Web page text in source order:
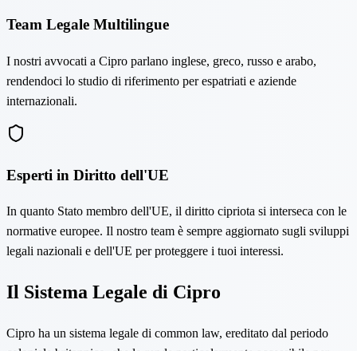
Team Legale Multilingue
I nostri avvocati a Cipro parlano inglese, greco, russo e arabo,
rendendoci lo studio di riferimento per espatriati e aziende
internazionali.
Esperti in Diritto dell'UE
In quanto Stato membro dell'UE, il diritto cipriota si interseca con le
normative europee. Il nostro team è sempre aggiornato sugli sviluppi
legali nazionali e dell'UE per proteggere i tuoi interessi.
Il Sistema Legale di Cipro
Cipro ha un sistema legale di common law, ereditato dal periodo